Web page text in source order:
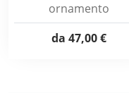
ornamento
da 47,00 €